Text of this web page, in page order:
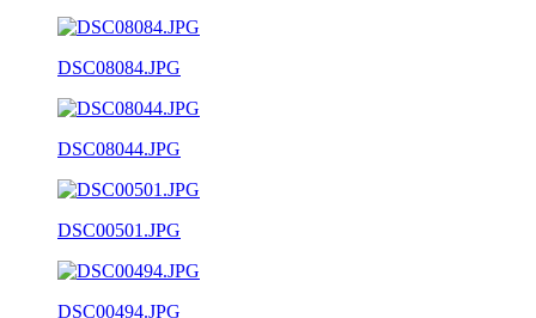
DSC08084.JPG
DSC08044.JPG
DSC00501.JPG
DSC00494.JPG